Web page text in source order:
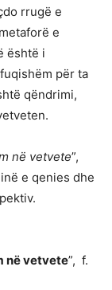
rrugë e
e
është i
për ta
qëndrimi,
në vetvete”,
e qenies dhe
në vetvete”, f.